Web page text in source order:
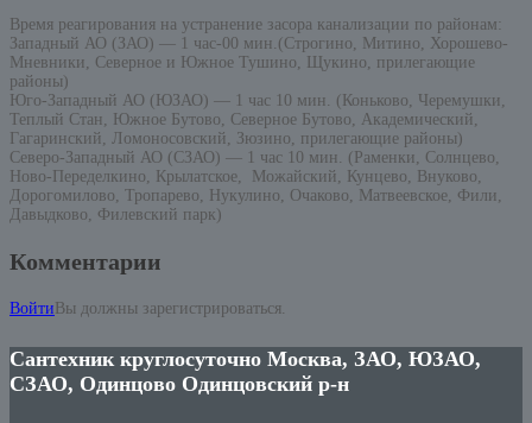
Время реагирования на устранение засора канализации по районам:
Западный АО (ЗАО) — 1 час-00 мин.(Строгино, Митино, Хорошево-
Мневники, Северное и Южное Тушино, Щукино, прилегающие
районы)
Юго-Западный АО (ЮЗАО) — 1 час 10 мин. (Коньково, Черемушки,
Теплый Стан, Южное Бутово, Северное Бутово, Академический,
Гагаринский, Ломоносовский, Зюзино, прилегающие районы)
Северо-Западный АО (СЗАО) — 1 час 10 мин. (Раменки, Солнцево,
Ново-Переделкино, Крылатское, Можайский, Кунцево, Внуково,
Дорогомилово, Тропарево, Нукулино, Очаково, Матвеевское, Фили,
Давыдково, Филевский парк)
Комментарии
Войти Вы должны зарегистрироваться.
Сантехник круглосуточно Москва, ЗАО, ЮЗАО,
СЗАО, Одинцово Одинцовский р-н